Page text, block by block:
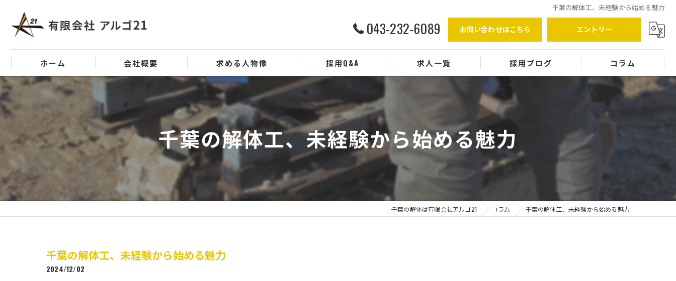
千葉の解体工、未経験から始める魅力
043-232-6089 お問い合わせはこちら エントリー
ホーム 会社概要
ビジョン
事業案内
求める人物像 採用Q&A 求人一覧 採用ブログ コラム
千葉の解体工、未経験から始める魅力
千葉の解体は有限会社アルゴ21 コラム 千葉の解体工、未経験から始める魅力
千葉の解体工、未経験から始める魅力
2024/12/02